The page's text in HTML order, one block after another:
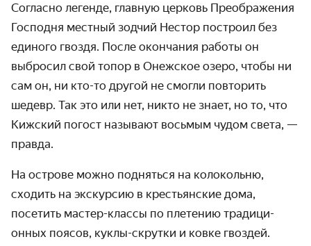
Согласно легенде, главную церковь Преображения
Господня местный зодчий Нестор построил без
единого гвоздя. После окончания работы он
выбросил свой топор в Онежское озеро, чтобы ни
сам он, ни кто-то другой не смогли повторить
шедевр. Так это или нет, никто не знает, но то, что
Кижский погост называют восьмым чудом света,‎ —
правда.
На острове можно подняться на колокольню,
сходить на экскурсию в крестьянские дома,
посетить мастер-классы по плетению традици­
онных поясов, куклы-скрутки и ковке гвоздей.